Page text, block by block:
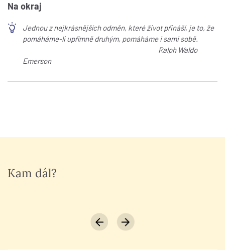
Na okraj
Jednou z nejkrásnějších odměn, které život přináší, je to, že
pomáháme-li upřímně druhým, pomáháme i sami sobě.
Ralph Waldo
Emerson
Kam dál?